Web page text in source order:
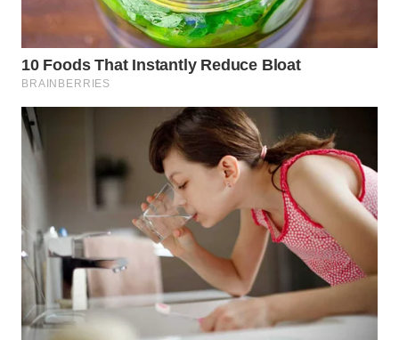
PADANG
WN
KEPULAUAN
SERIBU
WN
TANGERANG